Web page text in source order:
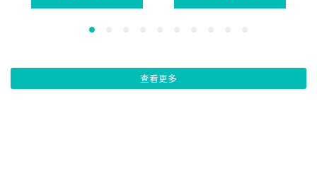
查看更多